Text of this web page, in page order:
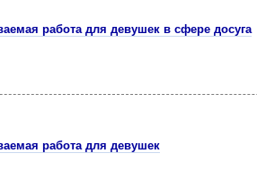
работа для девушек в сфере досуга
работа для девушек